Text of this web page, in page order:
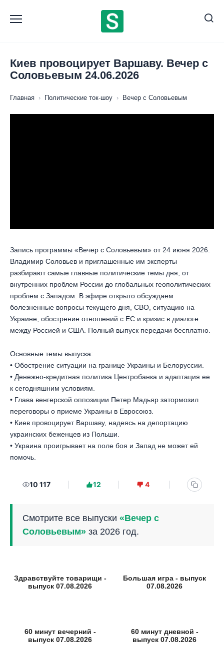
содержанию
Киев провоцирует Варшаву. Вечер с
Соловьевым 24.06.2026
Главная › Политические ток-шоу › Вечер с Соловьевым
Запись программы «Вечер с Соловьевым» от 24 июня 2026.
Владимир Соловьев и приглашенные им эксперты
разбирают самые главные политические темы дня, от
внутренних проблем России до глобальных геополитических
проблем с Западом. В эфире открыто обсуждаем
болезненные вопросы текущего дня, СВО, ситуацию на
Украине, обострение отношений с ЕС и кризис в диалоге
между Россией и США. Полный выпуск передачи бесплатно.
Основные темы выпуска:
• Обострение ситуации на границе Украины и Белоруссии.
• Денежно-кредитная политика Центробанка и адаптация ее
к сегодняшним условиям.
• Глава венгерской оппозиции Петер Мадьяр затормозил
переговоры о приеме Украины в Евросоюз.
• Киев провоцирует Варшаву, надеясь на депортацию
украинских беженцев из Польши.
• Украина проигрывает на поле боя и Запад не может ей
помочь.
10 117 12 4
Смотрите все выпуски «Вечер с
Соловьевым» за 2026 год.
Здравствуйте товарищи -
выпуск 07.08.2026
Большая игра - выпуск
07.08.2026
60 минут вечерний -
выпуск 07.08.2026
60 минут дневной -
выпуск 07.08.2026